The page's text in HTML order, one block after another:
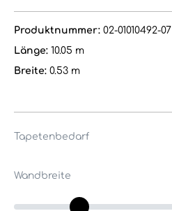
Produktnummer: 02-01010492-07
Länge: 10.05 m
Breite: 0.53 m
Tapetenbedarf
Wandbreite